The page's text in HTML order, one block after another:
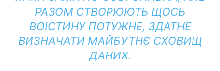
РАЗОМ СТВОРЮЮТЬ ЩОСЬ
ВОІСТИНУ ПОТУЖНЕ, ЗДАТНЕ
ВИЗНАЧАТИ МАЙБУТНЄ СХОВИЩ
ДАНИХ.